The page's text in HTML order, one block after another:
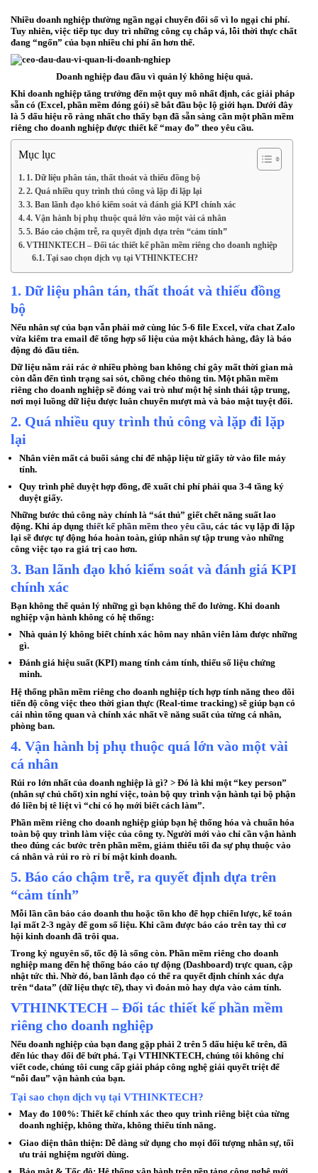
Nhiều doanh nghiệp thường ngần ngại chuyển đổi số vì lo ngại chi phí.
Tuy nhiên, việc tiếp tục duy trì những công cụ chắp vá, lỗi thời thực chất
đang “ngốn” của bạn nhiều chi phí ẩn hơn thế.
Doanh nghiệp đau đầu vì quản lý không hiệu quả.
Khi doanh nghiệp tăng trưởng đến một quy mô nhất định, các giải pháp
sẵn có (Excel, phần mềm đóng gói) sẽ bắt đầu bộc lộ giới hạn. Dưới đây
là 5 dấu hiệu rõ ràng nhất cho thấy bạn đã sẵn sàng cần một phần mềm
riêng cho doanh nghiệp được thiết kế “may đo” theo yêu cầu.
Mục lục
1. Dữ liệu phân tán, thất thoát và thiếu đồng bộ
2. Quá nhiều quy trình thủ công và lặp đi lặp lại
3. Ban lãnh đạo khó kiểm soát và đánh giá KPI chính xác
4. Vận hành bị phụ thuộc quá lớn vào một vài cá nhân
5. Báo cáo chậm trễ, ra quyết định dựa trên “cảm tính”
VTHINKTECH – Đối tác thiết kế phần mềm riêng cho doanh nghiệp
Tại sao chọn dịch vụ tại VTHINKTECH?
1. Dữ liệu phân tán, thất thoát và thiếu đồng
bộ
Nếu nhân sự của bạn vẫn phải mở cùng lúc 5-6 file Excel, vừa chat Zalo
vừa kiểm tra email để tổng hợp số liệu của một khách hàng, đây là báo
động đỏ đầu tiên.
Dữ liệu nằm rải rác ở nhiều phòng ban không chỉ gây mất thời gian mà
còn dẫn đến tình trạng sai sót, chồng chéo thông tin. Mộtphần mềm
riêng cho doanh nghiệp sẽ đóng vai trò như một hệ sinh thái tập trung,
nơi mọi luồng dữ liệu được luân chuyển mượt mà và bảo mật tuyệt đối.
2. Quá nhiều quy trình thủ công và lặp đi lặp
lại
Nhân viên mất cả buổi sáng chỉ để nhập liệu từ giấy tờ vào file máy
tính.
Quy trình phê duyệt hợp đồng, đề xuất chi phí phải qua 3-4 tầng ký
duyệt giấy.
Những bước thủ công này chính là “sát thủ” giết chết năng suất lao
động. Khi áp dụng thiết kế phần mềm theo yêu cầu, các tác vụ lặp đi lặp
lại sẽ được tự động hóa hoàn toàn, giúp nhân sự tập trung vào những
công việc tạo ra giá trị cao hơn.
3. Ban lãnh đạo khó kiểm soát và đánh giá KPI
chính xác
Bạn không thể quản lý những gì bạn không thể đo lường. Khi doanh
nghiệp vận hành không có hệ thống:
Nhà quản lý không biết chính xác hôm nay nhân viên làm được những
gì.
Đánh giá hiệu suất (KPI) mang tính cảm tính, thiếu số liệu chứng
minh.
Hệ thống phần mềm riêng cho doanh nghiệp tích hợp tính năng theo dõi
tiến độ công việc theo thời gian thực (Real-time tracking) sẽ giúp bạn có
cái nhìn tổng quan và chính xác nhất về năng suất của từng cá nhân,
phòng ban.
4. Vận hành bị phụ thuộc quá lớn vào một vài
cá nhân
Rủi ro lớn nhất của doanh nghiệp là gì? > Đó là khi một “key person”
(nhân sự chủ chốt) xin nghỉ việc, toàn bộ quy trình vận hành tại bộ phận
đó liền bị tê liệt vì “chỉ có họ mới biết cách làm”.
Phần mềm riêng cho doanh nghiệp giúp bạn hệ thống hóa và chuẩn hóa
toàn bộ quy trình làm việc của công ty. Người mới vào chỉ cần vận hành
theo đúng các bước trên phần mềm, giảm thiểu tối đa sự phụ thuộc vào
cá nhân và rủi ro rò rỉ bí mật kinh doanh.
5. Báo cáo chậm trễ, ra quyết định dựa trên
“cảm tính”
Mỗi lần cần báo cáo doanh thu hoặc tồn kho để họp chiến lược, kế toán
lại mất 2-3 ngày để gom số liệu. Khi cầm được báo cáo trên tay thì cơ
hội kinh doanh đã trôi qua.
Trong kỷ nguyên số, tốc độ là sống còn. Phần mềm riêng cho doanh
nghiệp mang đến hệ thống báo cáo tự động (Dashboard) trực quan, cập
nhật tức thì. Nhờ đó, ban lãnh đạo có thể ra quyết định chính xác dựa
trên “data” (dữ liệu thực tế), thay vì đoán mò hay dựa vào cảm tính.
VTHINKTECH – Đối tác thiết kế phần mềm
riêng cho doanh nghiệp
Nếu doanh nghiệp của bạn đang gặp phải 2 trên 5 dấu hiệu kể trên, đã
đến lúc thay đổi để bứt phá. Tại VTHINKTECH, chúng tôi không chỉ
viết code, chúng tôi cung cấp giải pháp công nghệ giải quyết triệt để
“nỗi đau” vận hành của bạn.
Tại sao chọn dịch vụ tại VTHINKTECH?
May đo 100%: Thiết kế chính xác theo quy trình riêng biệt của từng
doanh nghiệp, không thừa, không thiếu tính năng.
Giao diện thân thiện: Dễ dàng sử dụng cho mọi đối tượng nhân sự, tối
ưu trải nghiệm người dùng.